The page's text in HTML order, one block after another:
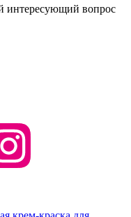
интересующий вопрос